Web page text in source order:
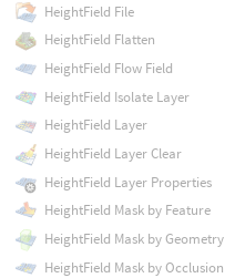
HeightField File
HeightField Flatten
HeightField Flow Field
HeightField Isolate Layer
HeightField Layer
HeightField Layer Clear
HeightField Layer Properties
HeightField Mask by Feature
HeightField Mask by Geometry
HeightField Mask by Occlusion